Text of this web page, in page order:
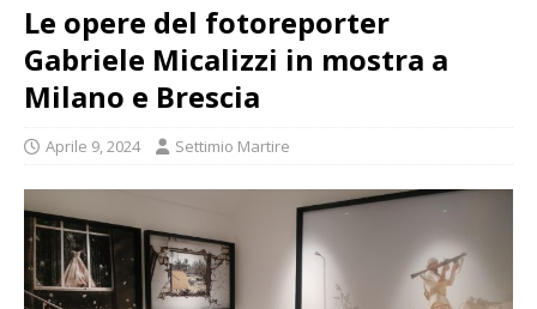
Le opere del fotoreporter
Gabriele Micalizzi in mostra a
Milano e Brescia
Aprile 9, 2024 Settimio Martire